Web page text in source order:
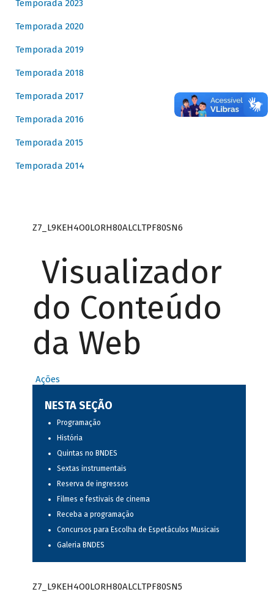
Temporada 2023
Temporada 2020
Temporada 2019
Temporada 2018
Temporada 2017
Temporada 2016
Temporada 2015
Temporada 2014
Z7_L9KEH4O0LORH80ALCLTPF80SN6
Visualizador
do Conteúdo
da Web
Ações
NESTA SEÇÃO
Programação
História
Quintas no BNDES
Sextas instrumentais
Reserva de ingressos
Filmes e festivais de cinema
Receba a programação
Concursos para Escolha de Espetáculos Musicais
Galeria BNDES
Z7_L9KEH4O0LORH80ALCLTPF80SN5